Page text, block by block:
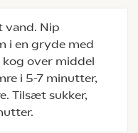
vand. Nip
i en gryde med
over middel
i 5-7 minutter,
Tilsæt sukker,